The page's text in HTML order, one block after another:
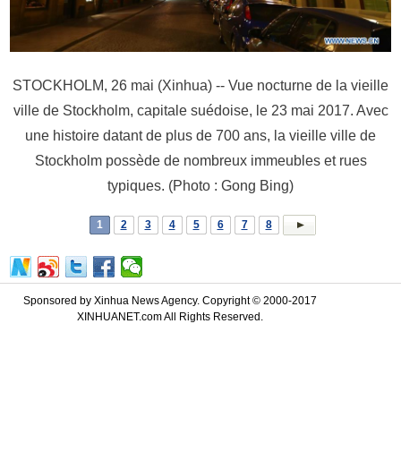
STOCKHOLM, 26 mai (Xinhua) -- Vue nocturne de la vieille
ville de Stockholm, capitale suédoise, le 23 mai 2017. Avec
une histoire datant de plus de 700 ans, la vieille ville de
Stockholm possède de nombreux immeubles et rues
typiques. (Photo : Gong Bing)
1 2 3 4 5 6 7 8
Sponsored by Xinhua News Agency. Copyright © 2000-2017
XINHUANET.com All Rights Reserved.